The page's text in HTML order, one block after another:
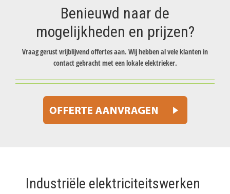
Benieuwd naar de
mogelijkheden en prijzen?
Vraag gerust vrijblijvend offertes aan. Wij hebben al vele klanten in
contact gebracht met een lokale elektrieker.
Industriële elektriciteitswerken